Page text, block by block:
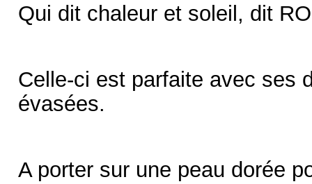
Qui dit chaleur et soleil, dit
Celle-ci est parfaite avec ses
évasées.
A porter sur une peau dorée